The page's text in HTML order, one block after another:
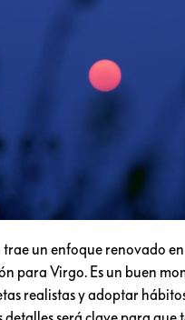
trae un enfoque renovado
para Virgo. Es un buen
realistas y adoptar